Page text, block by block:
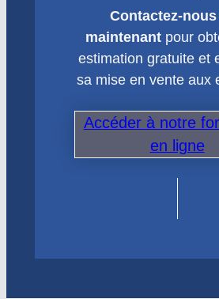
Contactez-
maintenant pour
estimation gratuite et
sa mise en vente aux
Accéder à notre
en ligne